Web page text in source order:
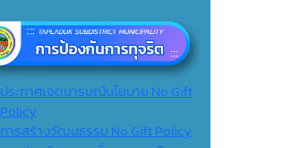
ประกาศเจตนารมณ์นโยบาย No Gift
Policy
การสร้างวัฒนธรรม No Gift Policy